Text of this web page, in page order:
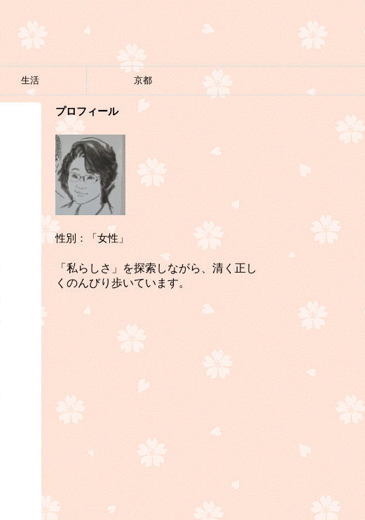
生活 京都
プロフィール
性別：「女性」
「私らしさ」を探索しながら、清く正し
くのんびり歩いています。